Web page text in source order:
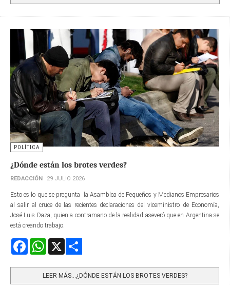
POLÍTICA
¿Dónde están los brotes verdes?
REDACCIÓN 29 JULIO 2026
Esto es lo que se pregunta la Asamblea de Pequeños y Medianos Empresarios
al salir al cruce de las recientes declaraciones del viceministro de Economía,
José Luis Daza, quien a contramano de la realidad aseveró que en Argentina se
está creando trabajo.
FacebookWhatsApp
LEER MÁS…¿DÓNDE ESTÁN LOS BROTES VERDES?